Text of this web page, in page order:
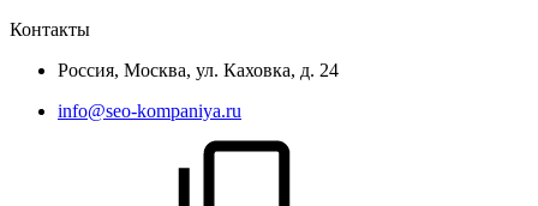
Контакты
Россия, Москва, ул. Каховка, д. 24
info@seo-kompaniya.ru